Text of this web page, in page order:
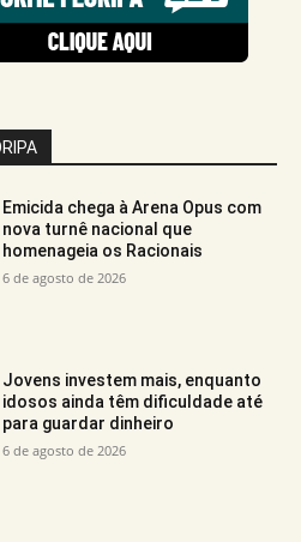
Emicida chega à Arena Opus com
nova turnê nacional que
homenageia os Racionais
6 de agosto de 2026
Jovens investem mais, enquanto
idosos ainda têm dificuldade até
para guardar dinheiro
6 de agosto de 2026